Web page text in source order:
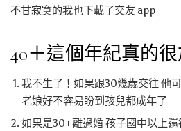
不甘寂寞的我也下載了交友 app
40＋這個年紀真的
我不生了！如果跟30幾歲交往 他
老娘好不容易盼到孩兒都成年了
如果是30+離過婚 孩子國中以上